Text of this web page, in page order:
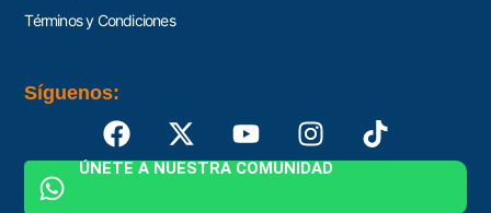
Términos y Condiciones
Síguenos:
ÚNETE A NUESTRA COMUNIDAD